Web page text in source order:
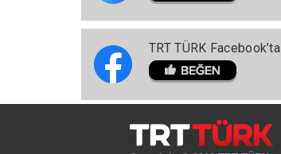
TRT TÜRK Facebook’ta